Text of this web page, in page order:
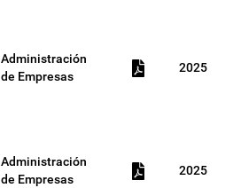
Administración
de Empresas
2025
Administración
de Empresas
2025